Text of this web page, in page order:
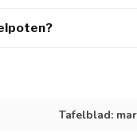
Tafelblad: